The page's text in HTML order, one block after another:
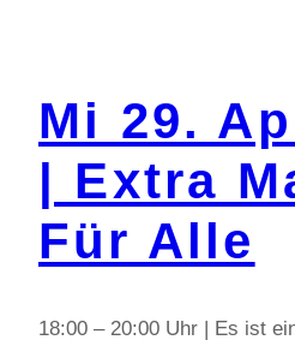
Mi 29.
| Extra
Für Alle
18:00 – 20:00 Uhr | Es ist